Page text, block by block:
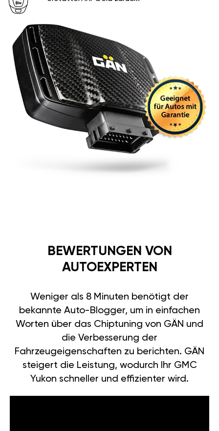
BEWERTUNGEN VON
AUTOEXPERTEN
Weniger als 8 Minuten benötigt der
bekannte Auto-Blogger, um in einfachen
Worten über das Chiptuning von GÄN und
die Verbesserung der
Fahrzeugeigenschaften zu berichten. GÄN
steigert die Leistung, wodurch Ihr GMC
Yukon schneller und effizienter wird.